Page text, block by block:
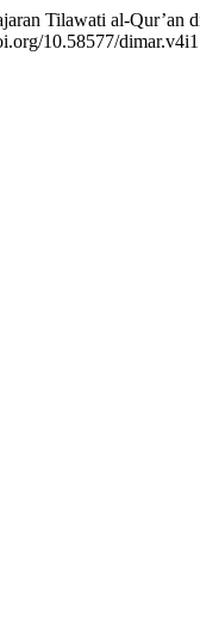
Tilawati al-
10.58577/